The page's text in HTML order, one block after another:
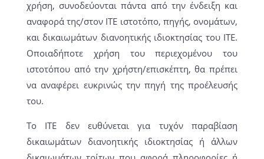
χρήση, συνοδεύονται πάντα από την ένδειξη και
αναφορά της/στον ΙΤΕ ιστοτόπο, πηγής, ονομάτων,
και δικαιωμάτων διανοητικής ιδιοκτησίας του ΙΤΕ.
Οποιαδήποτε χρήση του περιεχομένου του
ιστοτόπου από την χρήστη/επισκέπτη, θα πρέπει
να αναφέρει ευκρινώς την πηγή της προέλευσής
του.
Το ΙΤΕ δεν ευθύνεται για τυχόν παραβίαση
δικαιωμάτων διανοητικής ιδιοκτησίας ή άλλων